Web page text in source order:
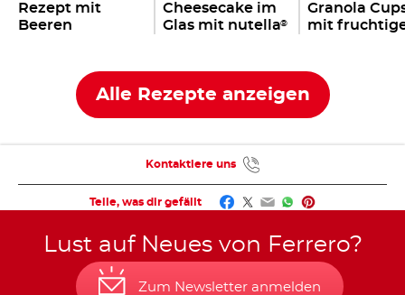
Rezept mit
Beeren
Cheesecake im
Glas mit nutella®
Granola
mit
Alle Rezepte anzeigen
Teile, was dir gefällt Facebook
Twitter
EmailWhatsApp
Pinterest
Kontaktiere uns
Lust auf Neues von Ferrero?
Zum Newsletter anmelden